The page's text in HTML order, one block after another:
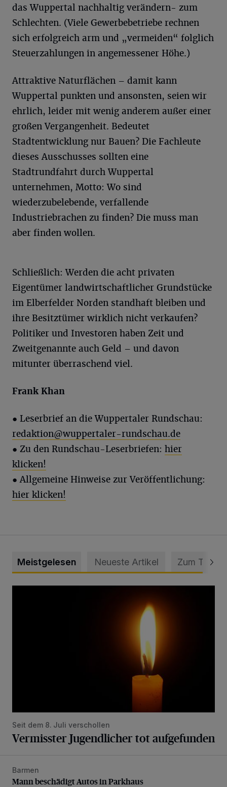
das Wuppertal nachhaltig verändern- zum
Schlechten. (Viele Gewerbebetriebe rechnen
sich erfolgreich arm und „vermeiden“ folglich
Steuerzahlungen in angemessener Höhe.)
Attraktive Naturflächen – damit kann
Wuppertal punkten und ansonsten, seien wir
ehrlich, leider mit wenig anderem außer einer
großen Vergangenheit. Bedeutet
Stadtentwicklung nur Bauen? Die Fachleute
dieses Ausschusses sollten eine
Stadtrundfahrt durch Wuppertal
unternehmen, Motto: Wo sind
wiederzubelebende, verfallende
Industriebrachen zu finden? Die muss man
aber finden wollen.
Schließlich: Werden die acht privaten
Eigentümer landwirtschaftlicher Grundstücke
im Elberfelder Norden standhaft bleiben und
ihre Besitztümer wirklich nicht verkaufen?
Politiker und Investoren haben Zeit und
Zweitgenannte auch Geld – und davon
mitunter überraschend viel.
FrankKhan
● Leserbrief an die Wuppertaler Rundschau:
redaktion@wuppertaler-rundschau.de
● Zu den Rundschau-Leserbriefen: hier
klicken!
● Allgemeine Hinweise zur Veröffentlichung:
hier klicken!
Meistgelesen Neueste Artikel Zum Thema
Seit dem 8. Juli verschollen
Vermisster Jugendlicher tot aufgefunden
Mann beschädigt Autos in Parkhaus
Barmen
Mann beschädigt Autos in Parkhaus